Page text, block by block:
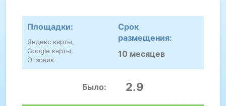
Площадки:
Яндекс карты,
Google карты,
Отзовик
Срок
размещения:
10 месяцев
Было: 2.9